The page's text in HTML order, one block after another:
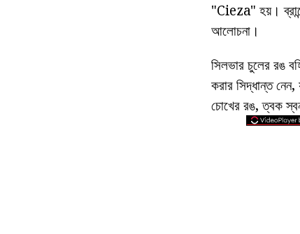
"Cieza" হয়।
আলোচনা।
সিলভার চুলের রঙ
করার সিদ্ধান্ত
চোখের রঙ, ত্বক